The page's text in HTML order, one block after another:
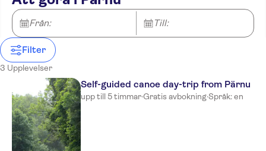
NO-PICKUP
Entréavgift ingår
Måltid ingår
Liten grupp
Aktiviteter
Natur
Språk på utflykten
Från: Till:
Filter
3 Upplevelser
Self-guided canoe day-trip from Pärnu
upp till 5 timmar·Gratis avbokning·Språk: en